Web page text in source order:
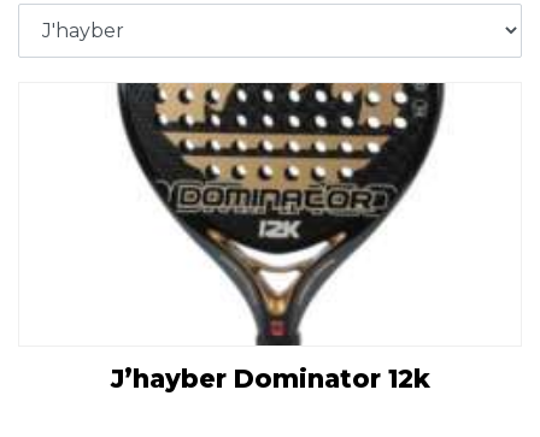
J’hayber Dominator 12k